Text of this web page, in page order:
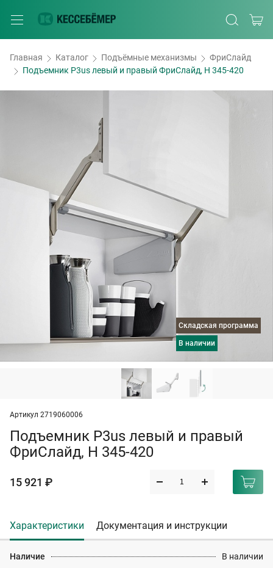
Главная Каталог Подъёмные механизмы
ФриСлайд
Подъемник P3us левый и правый ФриСлайд, H 345-420
Складская программа
в наличии
Артикул 2719060006
Подъемник P3us левый и правый
ФриСлайд, H 345-420
15 921 ₽
Характеристики Документация и инструкции
Наличие В наличии